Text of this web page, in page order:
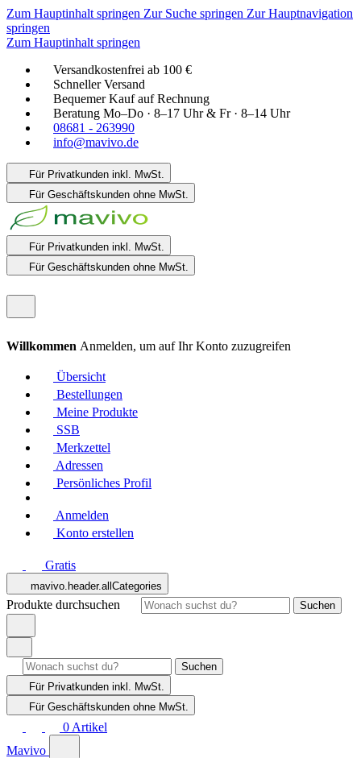
Zum Hauptinhalt springen Zur Suche springen Zur Hauptnavigation
springen
Zum Hauptinhalt springen
Versandkostenfrei ab 100 €
Schneller Versand
Bequemer Kauf auf Rechnung
Beratung Mo–Do · 8–17 Uhr & Fr · 8–14 Uhr
08681 - 263990
info@mavivo.de
Für Privatkunden inkl. MwSt.
Für Geschäftskunden ohne MwSt.
Für Privatkunden inkl. MwSt.
Für Geschäftskunden ohne MwSt.
Willkommen Anmelden, um auf Ihr Konto zuzugreifen
Übersicht
Bestellungen
Meine Produkte
SSB
Merkzettel
Adressen
Persönliches Profil
Anmelden
Konto erstellen
Gratis
mavivo.header.allCategories
Produkte durchsuchen Suchen
Suchen
Für Privatkunden inkl. MwSt.
Für Geschäftskunden ohne MwSt.
0 Artikel
Mavivo